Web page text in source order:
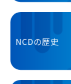
NCDの歴史